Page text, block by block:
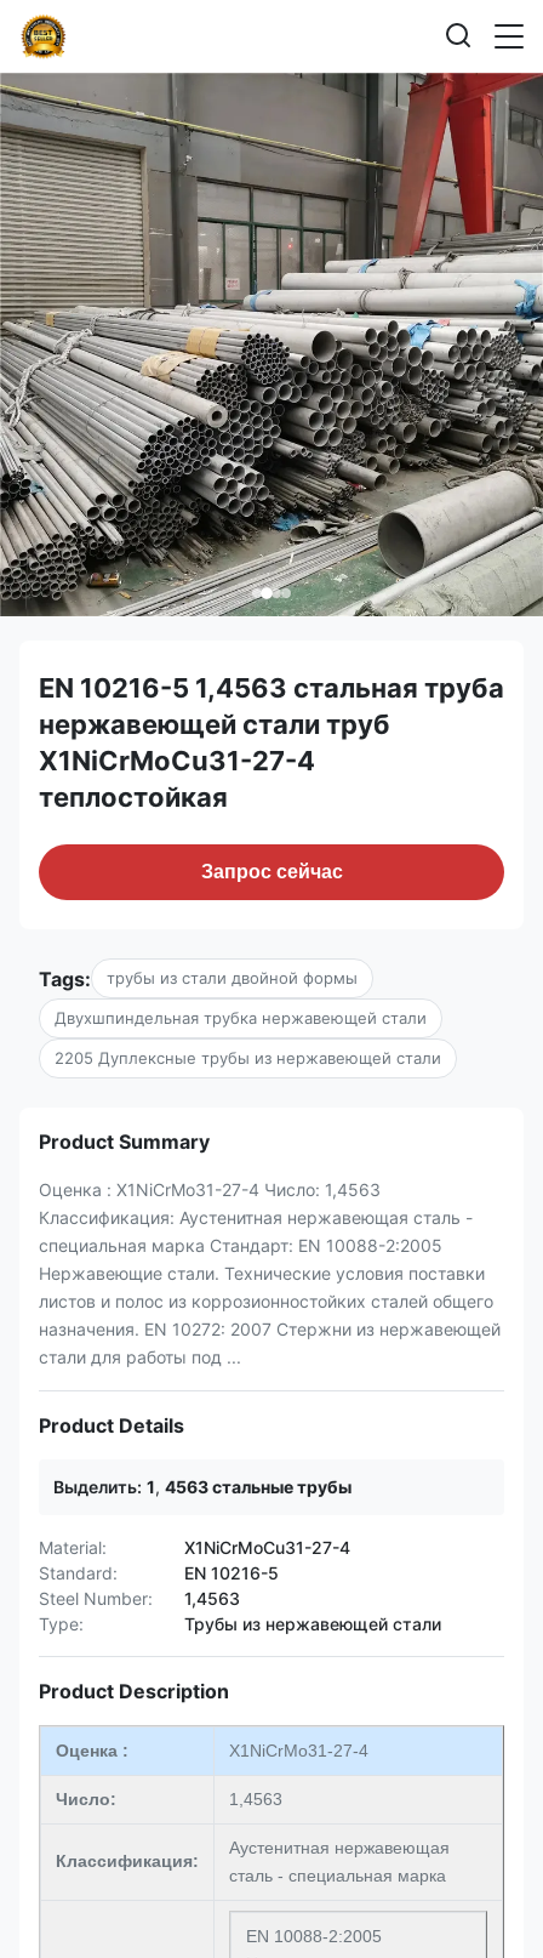
EN 10216-5 1,4563 стальная труба
нержавеющей стали труб
X1NiCrMoCu31-27-4
теплостойкая
Запрос сейчас
Tags: трубы из стали двойной формы
Двухшпиндельная трубка нержавеющей стали
2205 Дуплексные трубы из нержавеющей стали
Product Summary
Оценка : X1NiCrMo31-27-4 Число: 1,4563
Классификация: Аустенитная нержавеющая сталь -
специальная марка Стандарт: EN 10088-2:2005
Нержавеющие стали. Технические условия поставки
листов и полос из коррозионностойких сталей общего
назначения. EN 10272: 2007 Стержни из нержавеющей
стали для работы под ...
Product Details
Выделить: 1, 4563 стальные трубы
Material:
X1NiCrMoCu31-27-4
Standard:
EN 10216-5
Steel Number:
1,4563
Type:
Трубы из нержавеющей стали
Product Description
Оценка : X1NiCrMo31-27-4
Число: 1,4563
Классификация:
Аустенитная нержавеющая
сталь - специальная марка
EN 10088-2:2005